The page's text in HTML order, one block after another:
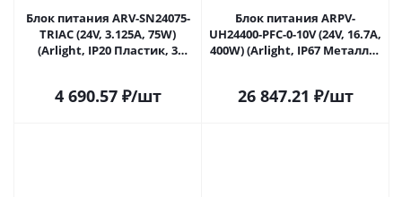
Блок питания ARV-SN24075-
TRIAC (24V, 3.125A, 75W)
(Arlight, IP20 Пластик, 3
4 690.57₽/шт
Блок питания ARPV-
UH24400-PFC-0-10V (24V, 16.7A,
400W) (Arlight, IP67 Металл, 7
26 847.21 ₽/шт